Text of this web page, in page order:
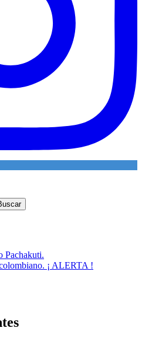
Pachakuti.
¡ ALERTA !